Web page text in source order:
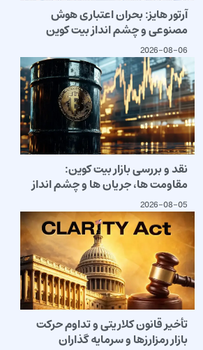
آرتور هایز: بحران اعتباری هوش
مصنوعی و چشم انداز بیت کوین
2026-08-06
نقد و بررسی بازار بیت کوین:
مقاومت ها، جریان ها و چشم انداز
2026-08-05
تأخیر قانون کلاریتی و تداوم حرکت
بازار رمزارزها و سرمایه گذاران